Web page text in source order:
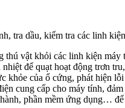
tra dầu, kiểm tra các linh
vật khỏi các linh kiện máy
nhiệt để quạt hoạt động trơn
khỏe của ổ cứng, phát hiện
cung cấp cho máy tính,
phần mềm ứng dụng…